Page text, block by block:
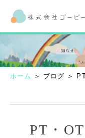
ホーム ＞ ブログ ＞
PT・